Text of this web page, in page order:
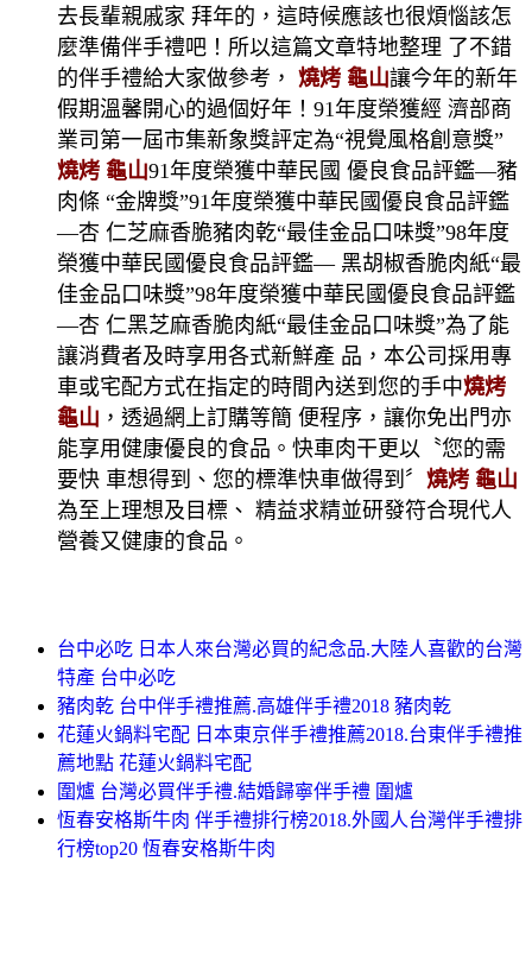
去長輩親戚家 拜年的，這時候應該也很煩惱該怎
麼準備伴手禮吧！所以這篇文章特地整理 了不錯
的伴手禮給大家做參考， 燒烤 龜山讓今年的新年
假期溫馨開心的過個好年！91年度榮獲經 濟部商
業司第一屆市集新象獎評定為“視覺風格創意獎”
燒烤 龜山91年度榮獲中華民國 優良食品評鑑—豬
肉條 “金牌獎”91年度榮獲中華民國優良食品評鑑
—杏 仁芝麻香脆豬肉乾“最佳金品口味獎”98年度
榮獲中華民國優良食品評鑑— 黑胡椒香脆肉紙“最
佳金品口味獎”98年度榮獲中華民國優良食品評鑑
—杏 仁黑芝麻香脆肉紙“最佳金品口味獎”為了能
讓消費者及時享用各式新鮮產 品，本公司採用專
車或宅配方式在指定的時間內送到您的手中燒烤
龜山 ，透過網上訂購等簡 便程序，讓你免出門亦
能享用健康優良的食品。快車肉干更以〝您的需
要快 車想得到、您的標準快車做得到〞 燒烤 龜山
為至上理想及目標、 精益求精並研發符合現代人
營養又健康的食品。
台中必吃 日本人來台灣必買的紀念品.大陸人喜歡的台灣
特產 台中必吃
豬肉乾 台中伴手禮推薦.高雄伴手禮2018 豬肉乾
花蓮火鍋料宅配 日本東京伴手禮推薦2018.台東伴手禮推
薦地點 花蓮火鍋料宅配
圍爐 台灣必買伴手禮.結婚歸寧伴手禮 圍爐
恆春安格斯牛肉 伴手禮排行榜2018.外國人台灣伴手禮排
行榜top20 恆春安格斯牛肉